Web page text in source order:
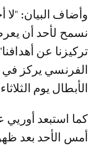
وأضاف البيان:
نسمح لأحد أن
تركيزنا عن
الفرنسي يركز
الأبطال يوم
كما استبعد
أمس الأحد بعد